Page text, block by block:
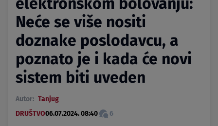
Neće se više nositi
doznake poslodavcu, a
poznato je i kada će novi
sistem biti uveden
Autor: Tanjug
DRUŠTVO06.07.2024. 08:40 6